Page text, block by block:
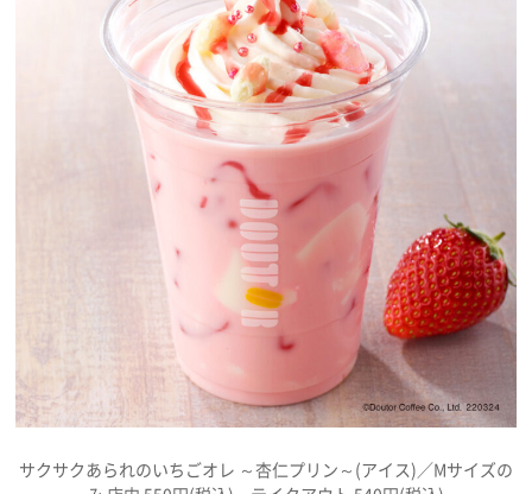
Emoメン
ランキング
Emo!miuとは？
プライバシーポリシー
利用規約
お問い合わせ
サクサクあられのいちごオレ ～杏仁プリン～(アイス)／Mサイズの